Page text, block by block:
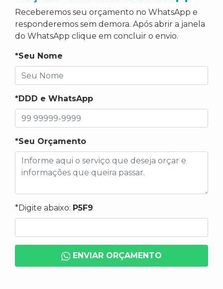
Receberemos seu orçamento no WhatsApp e
responderemos sem demora. Após abrir a janela
do WhatsApp clique em concluir o envio.
*Seu Nome
*DDD e WhatsApp
*Seu Orçamento
*Digite abaixo: P5F9
ENVIAR ORÇAMENTO